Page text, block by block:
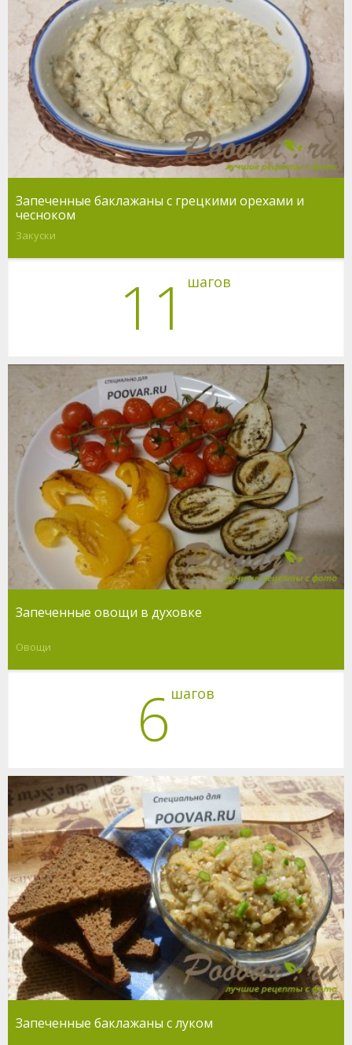
Запеченные баклажаны с грецкими орехами и
чесноком
Закуски
11 шагов
Запеченные овощи в духовке
Овощи
6 шагов
Запеченные баклажаны с луком